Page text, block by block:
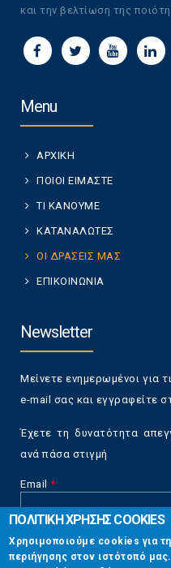
και την βελτίωση της
Menu
ΑΡΧΙΚΗ
ΠΟΙΟΙ ΕΙΜΑΣΤΕ
ΤΙ ΚΑΝΟΥΜΕ
ΚΑΤΑΝΑΛΩΤΕΣ
ΟΙ ΔΡΑΣΕΙΣ ΜΑΣ
ΕΠΙΚΟΙΝΩΝΙΑ
Newsletter
Μείνετε ενημερωμένοι για
e-mail σας και εγγραφείτε
Έχετε τη δυνατότητα
ανά πάσα στιγμή
Email *
CAPTCHA
This
Επικοινωνία
ΠΟΛΙΤΙΚΗ ΧΡΗΣΗΣ COOKIES
Χρησιμοποιούμε cookies για
περιήγησης στον ιστότοπό